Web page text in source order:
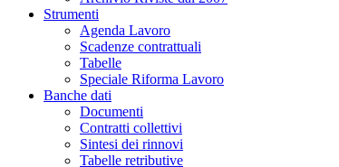
Strumenti
Agenda Lavoro
Scadenze contrattuali
Tabelle
Speciale Riforma Lavoro
Banche dati
Documenti
Contratti collettivi
Sintesi dei rinnovi
Tabelle retributive